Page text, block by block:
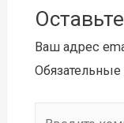
Ваш адрес